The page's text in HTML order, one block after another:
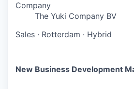
Company
The Yuki Company BV
Sales · Rotterdam · Hybrid
New Business Development